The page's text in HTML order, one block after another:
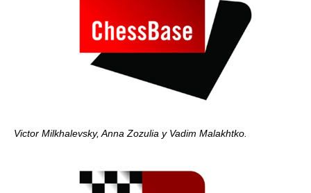
Victor Milkhalevsky, Anna Zozulia y Vadim Malakhtko.